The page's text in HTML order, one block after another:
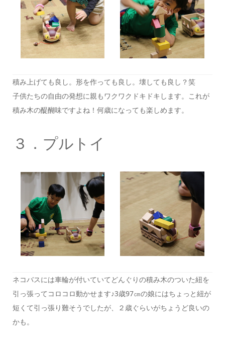
積み上げても良し。形を作っても良し。壊しても良し？笑
子供たちの自由の発想に親もワクワクドキドキします。これが
積み木の醍醐味ですよね！何歳になっても楽しめます。
３．プルトイ
ネコバスには車輪が付いていてどんぐりの積み木のついた紐を
引っ張ってコロコロ動かせます♪3歳97㎝の娘にはちょっと紐が
短くて引っ張り難そうでしたが、２歳ぐらいがちょうど良いの
かも。